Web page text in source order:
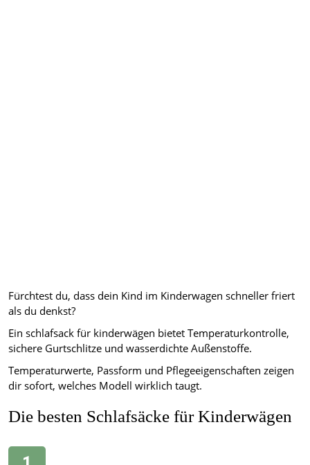
Fürchtest du, dass dein Kind im Kinderwagen schneller friert
als du denkst?
Ein schlafsack für kinderwägen bietet Temperaturkontrolle,
sichere Gurtschlitze und wasserdichte Außenstoffe.
Temperaturwerte, Passform und Pflegeeigenschaften zeigen
dir sofort, welches Modell wirklich taugt.
Die besten Schlafsäcke für Kinderwägen